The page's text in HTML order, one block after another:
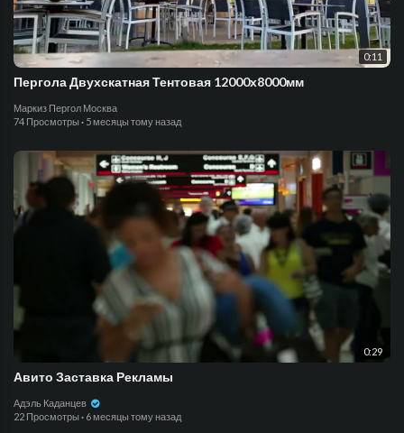
0:11
Пергола Двухскатная Тентовая 12000х8000мм
Маркиз Пергол Москва
74 Просмотры · 5 месяцы тому назад
0:29
Авито Заставка Рекламы
Адэль Каданцев
22 Просмотры · 6 месяцы тому назад